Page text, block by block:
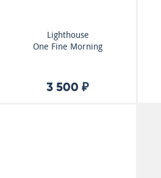
Lighthouse
One Fine Morning
3 500 ₽